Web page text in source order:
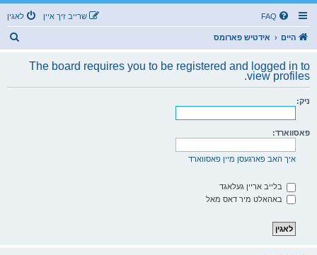
FAQ לאגין שרייב זיך איין
היים אידטיש פארומס
The board requires you to be registered and logged in to
view profiles.
ניק:
פאסווארד:
איך האב פארגעסן מיין פאסווארד
בלייב אריין געלאגד
באהאלט מיר דאס מאל